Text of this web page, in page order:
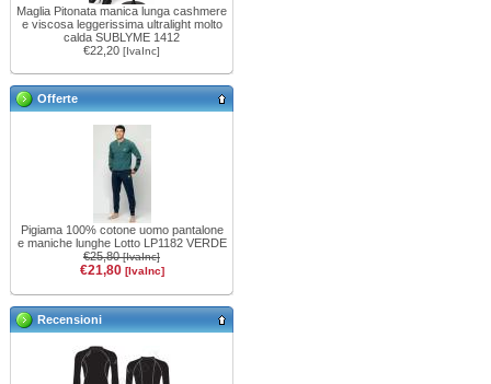
Maglia Pitonata manica lunga cashmere
e viscosa leggerissima ultralight molto
calda SUBLYME 1412
€22,20 [IvaInc]
Offerte
Pigiama 100% cotone uomo pantalone
e maniche lunghe Lotto LP1182 VERDE
€25,80[IvaInc]
€21,80 [IvaInc]
Recensioni